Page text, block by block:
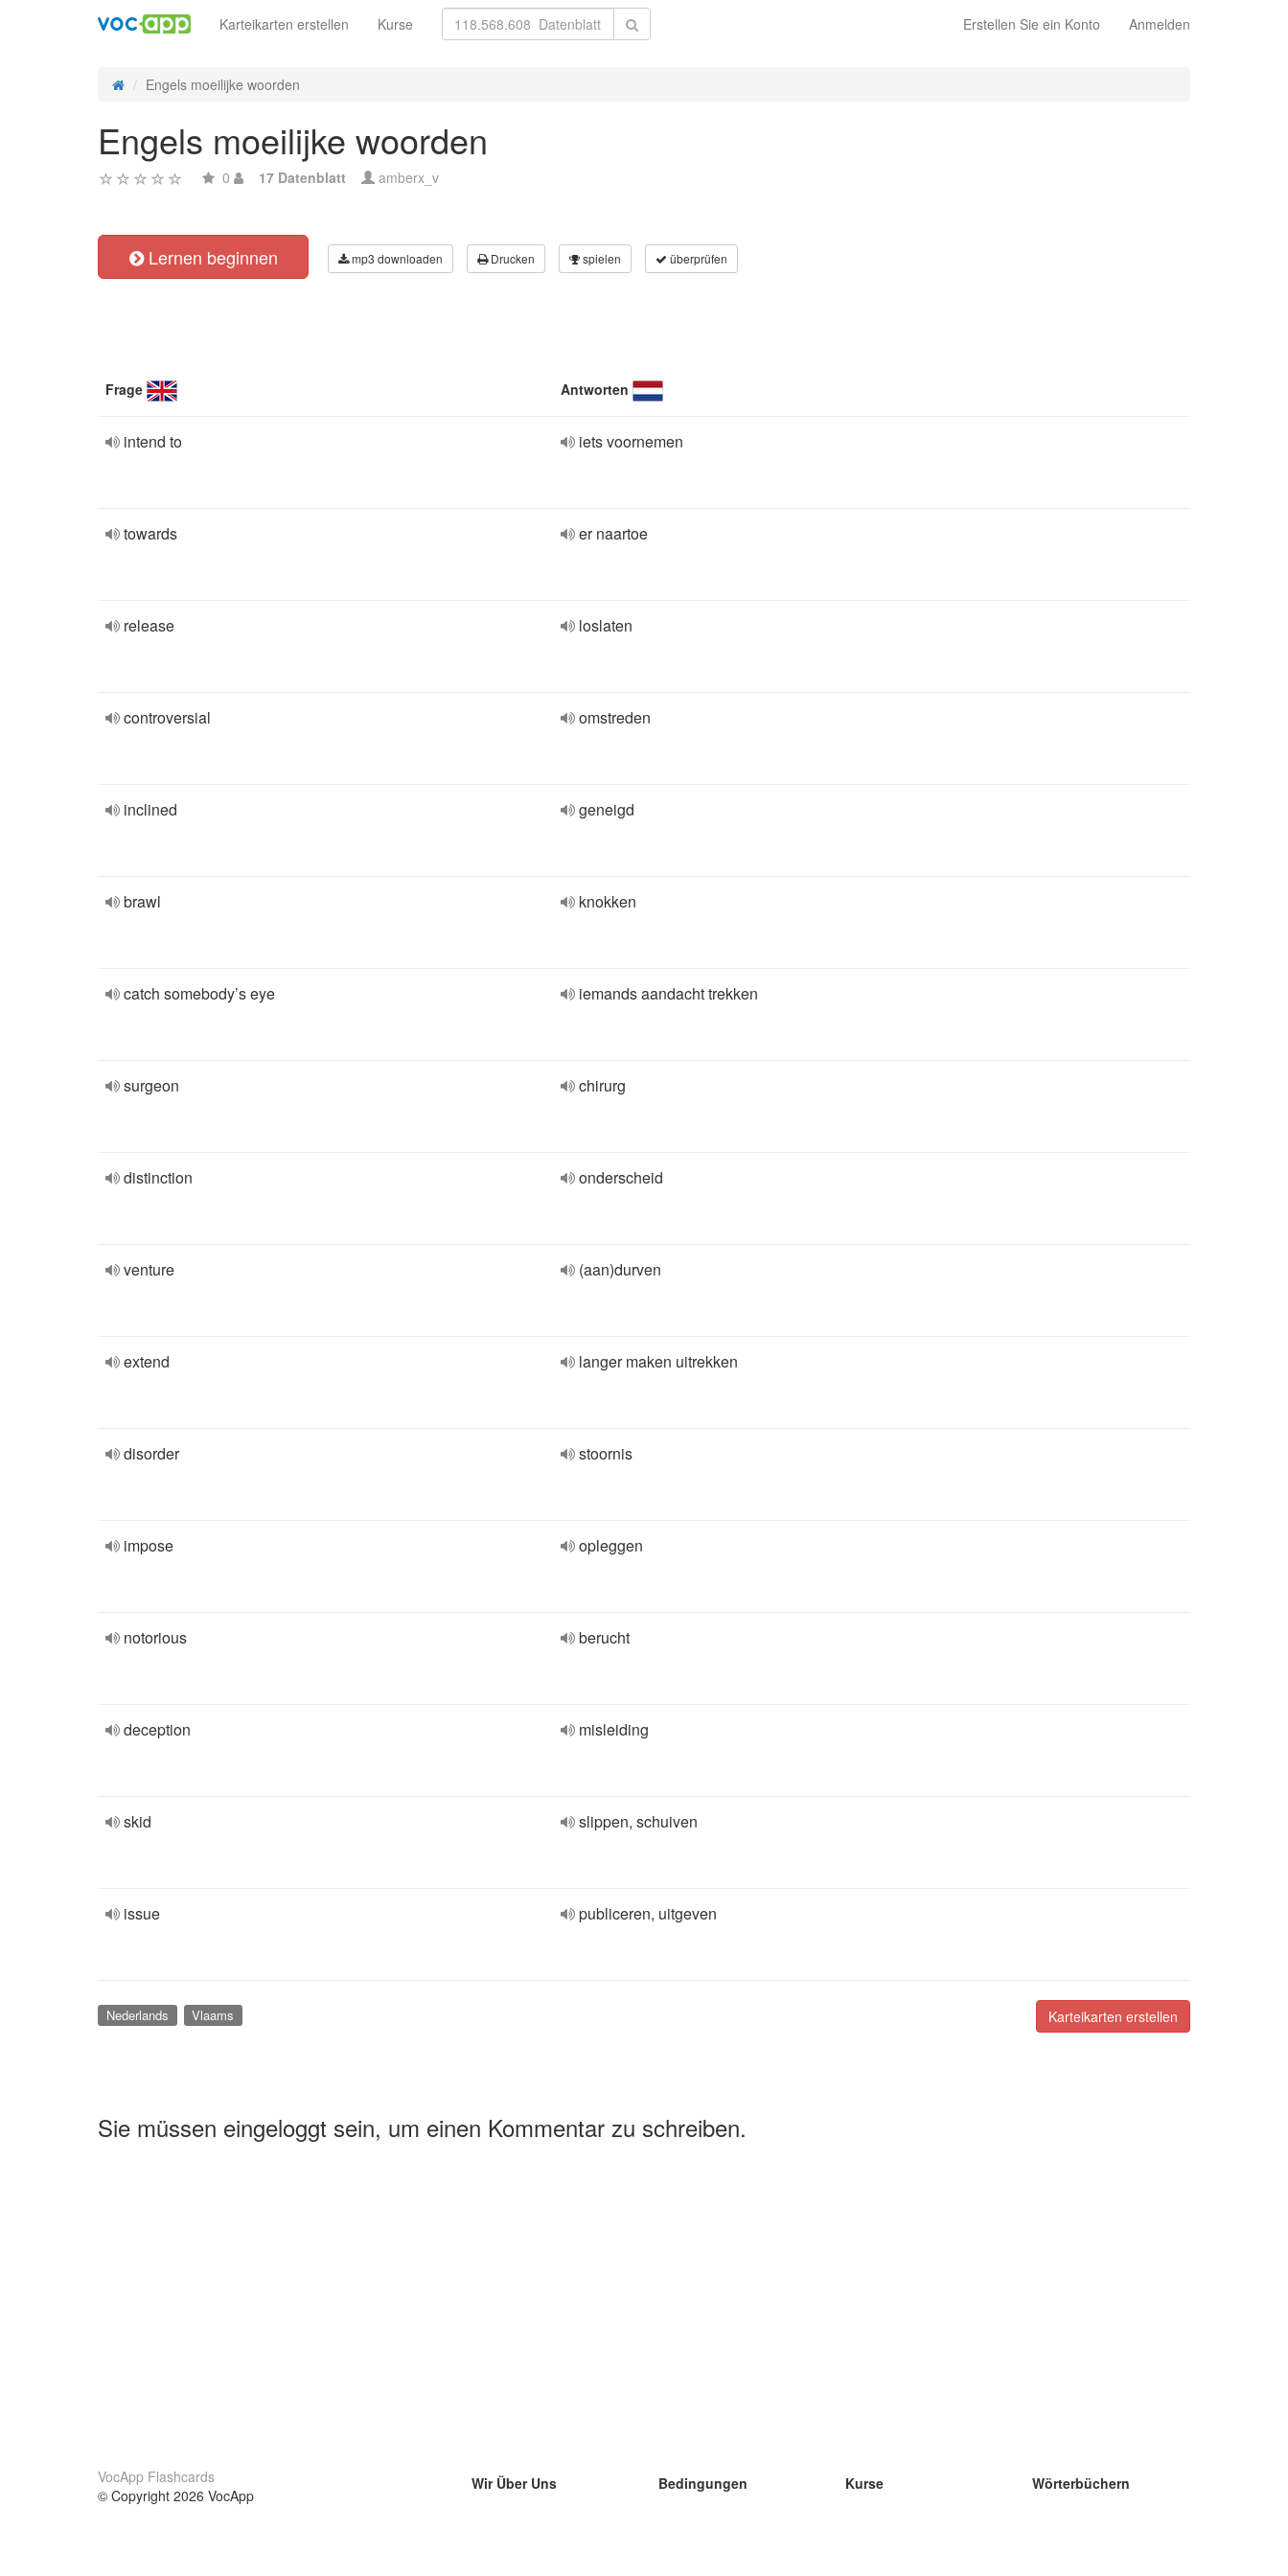
Erstellen Sie ein Konto Anmelden
Karteikarten erstellen Kurse
Engels moeilijke woorden
Engels moeilijke woorden
0 17 Datenblatt amberx_v
Lernen beginnen mp3 downloaden Drucken spielen überprüfen
Frage Antworten
intend to iets voornemen
towards er naartoe
release loslaten
controversial omstreden
inclined geneigd
brawl knokken
catch somebody’s eye iemands aandacht trekken
surgeon chirurg
distinction onderscheid
venture (aan)durven
extend langer maken uitrekken
disorder stoornis
impose opleggen
notorious berucht
deception misleiding
skid slippen, schuiven
issue publiceren, uitgeven
Karteikarten erstellen
Nederlands Vlaams
Sie müssen eingeloggt sein, um einen Kommentar zu schreiben.
VocApp Flashcards
© Copyright 2026 VocApp
Wir Über Uns
Bedingungen
Kurse
Wörterbüchern